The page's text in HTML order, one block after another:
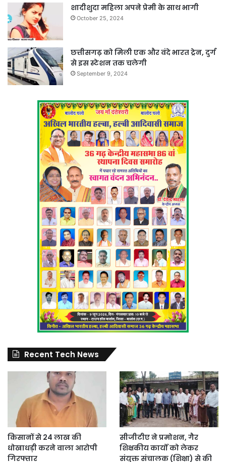
शादीशुदा महिला अपने प्रेमी के साथ भागी
October 25, 2024
छत्तीसगढ़ को मिली एक और वंदे भारत ट्रेन, दुर्ग
से इस स्टेशन तक चलेगी
September 9, 2024
Recent Tech News
किसानों से 24 लाख की
धोखाधड़ी करने वाला आरोपी
गिरफ्तार
सीजीटीए ने प्रमोशन, गैर
शिक्षकीय कार्यों को लेकर
संयुक्त संचालक (शिक्षा) से की